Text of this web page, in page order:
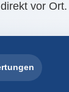
vor Ort.